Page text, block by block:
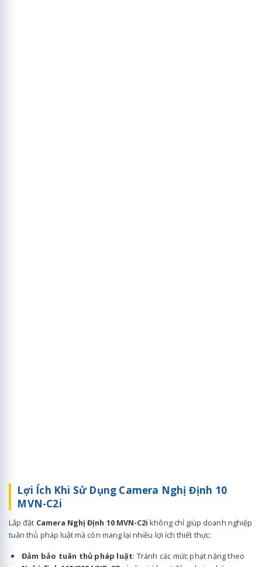
Lợi Ích Khi Sử Dụng Camera Nghị Định 10
MVN-C2i
Lắp đặt Camera Nghị Định 10 MVN-C2i không chỉ giúp doanh nghiệp
tuân thủ pháp luật mà còn mang lại nhiều lợi ích thiết thực:
Đảm bảo tuân thủ pháp luật: Tránh các mức phạt nặng theo